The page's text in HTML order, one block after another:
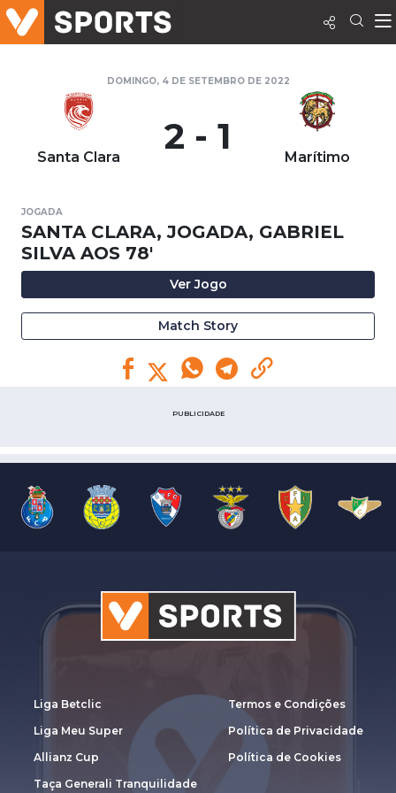
DOMINGO, 4 DE SETEMBRO DE 2022
Santa Clara 2 - 1 Marítimo
JOGADA
SANTA CLARA, JOGADA, GABRIEL
SILVA AOS 78'
Ver Jogo
Match Story
PUBLICIDADE
Liga Betclic
Liga Meu Super
Allianz Cup
Taça Generali Tranquilidade
Termos e Condições
Política de Privacidade
Política de Cookies